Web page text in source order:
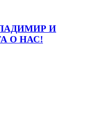
И
О НАС!